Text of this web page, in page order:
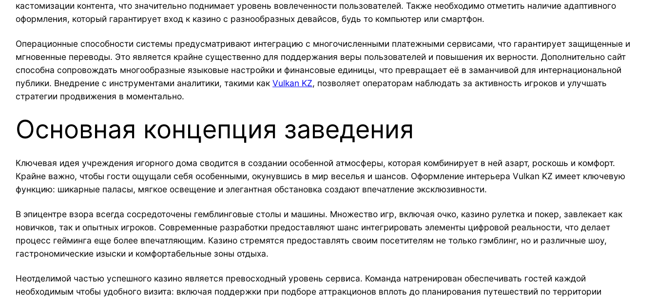
кастомизации контента, что значительно поднимает уровень вовлеченности пользователей. Также необходимо отметить наличие адаптивного
оформления, который гарантирует вход к казино с разнообразных девайсов, будь то компьютер или смартфон.
Операционные способности системы предусматривают интеграцию с многочисленными платежными сервисами, что гарантирует защищенные и
мгновенные переводы. Это является крайне существенно для поддержания веры пользователей и повышения их верности. Дополнительно сайт
способна сопровождать многообразные языковые настройки и финансовые единицы, что превращает её в заманчивой для интернациональной
публики. Внедрение с инструментами аналитики, такими как Vulkan KZ, позволяет операторам наблюдать за активность игроков и улучшать
стратегии продвижения в моментально.
Основная концепция заведения
Ключевая идея учреждения игорного дома сводится в создании особенной атмосферы, которая комбинирует в ней азарт, роскошь и комфорт.
Крайне важно, чтобы гости ощущали себя особенными, окунувшись в мир веселья и шансов. Оформление интерьера Vulkan KZ имеет ключевую
функцию: шикарные паласы, мягкое освещение и элегантная обстановка создают впечатление эксклюзивности.
В эпицентре взора всегда сосредоточены гемблинговые столы и машины. Множество игр, включая очко, казино рулетка и покер, завлекает как
новичков, так и опытных игроков. Современные разработки предоставляют шанс интегрировать элементы цифровой реальности, что делает
процесс гейминга еще более впечатляющим. Казино стремятся предоставлять своим посетителям не только гэмблинг, но и различные шоу,
гастрономические изыски и комфортабельные зоны отдыха.
Неотделимой частью успешного казино является превосходный уровень сервиса. Команда натренирован обеспечивать гостей каждой
необходимым чтобы удобного визита: включая поддержки при подборе аттракционов вплоть до планирования путешествий по территории